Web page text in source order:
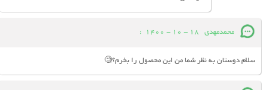
محمدمهدی 18 - 10 - 1400
:
سلام دوستان به نظر شما من این محصول را بخرم؟🧐